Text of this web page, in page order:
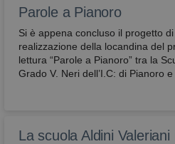
Parole a Pianoro
Si è appena concluso il progetto
realizzazione della locandina del
lettura “Parole a Pianoro” tra la
Grado V. Neri dell’I.C: di Pianoro
La scuola Aldini
l’identificazione dell’utente
sessione, risultano
Nome
CookieScriptConsent